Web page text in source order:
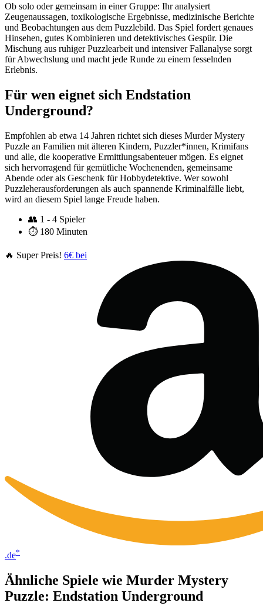
Ob solo oder gemeinsam in einer Gruppe: Ihr analysiert
Zeugenaussagen, toxikologische Ergebnisse, medizinische Berichte
und Beobachtungen aus dem Puzzlebild. Das Spiel fordert genaues
Hinsehen, gutes Kombinieren und detektivisches Gespür. Die
Mischung aus ruhiger Puzzlearbeit und intensiver Fallanalyse sorgt
für Abwechslung und macht jede Runde zu einem fesselnden
Erlebnis.
Für wen eignet sich Endstation
Underground?
Empfohlen ab etwa 14 Jahren richtet sich dieses Murder Mystery
Puzzle an Familien mit älteren Kindern, Puzzler*innen, Krimifans
und alle, die kooperative Ermittlungsabenteuer mögen. Es eignet
sich hervorragend für gemütliche Wochenenden, gemeinsame
Abende oder als Geschenk für Hobbydetektive. Wer sowohl
Puzzleherausforderungen als auch spannende Kriminalfälle liebt,
wird an diesem Spiel lange Freude haben.
👥 1 - 4 Spieler
⏱️ 180 Minuten
🔥 Super Preis! 6€ bei
.de*
Ähnliche Spiele wie Murder Mystery
Puzzle: Endstation Underground